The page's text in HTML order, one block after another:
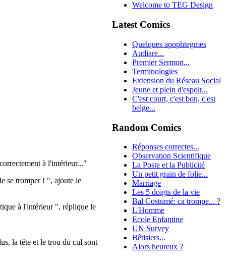
à l'intérieur..."
se tromper ! ", ajoute le
à l'intérieur ", réplique le
la tête et le trou du cul sont
Welcome to TEG Design
Latest Comics
Quelques apophtegmes
Audiare...
Premier Sermon...
Terminologies
Extension du Réseau Social
Jeune et plein d'espoir...
C'est court, c'est bon, c'est
belge...
Random Comics
Réponses correctes...
Observation Scientifique
La Poste et la Publicité
Un petit grain de folie...
Marriage
Les 5 doigts de la vie
Bal Costumé: ca trompe... ?
L'Homme
Ecole Enfantine
UN Survey
Bêtisiers...
Alors heureux ?